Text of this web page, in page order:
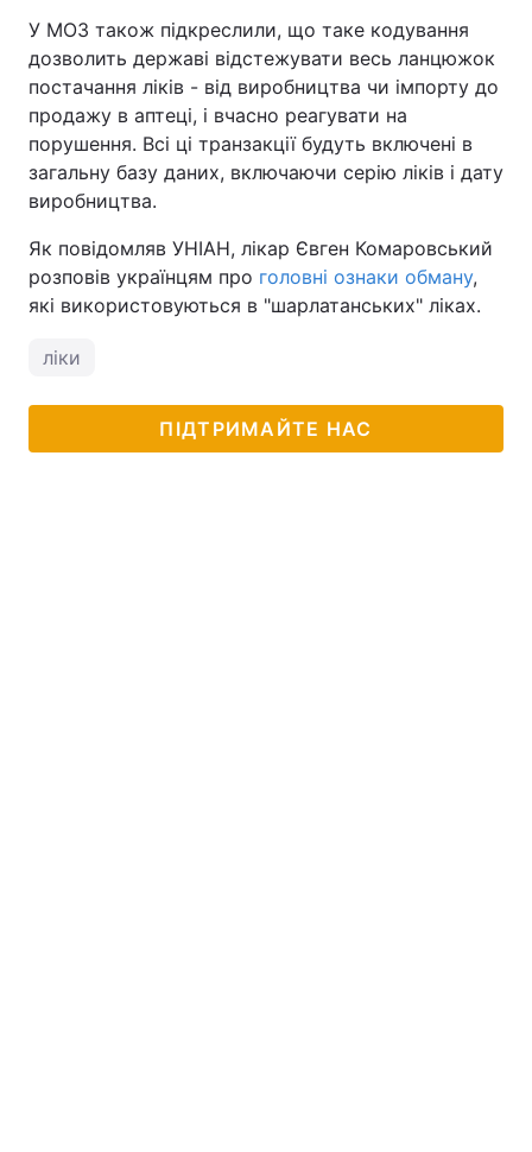
У МОЗ також підкреслили, що таке кодування
дозволить державі відстежувати весь ланцюжок
постачання ліків - від виробництва чи імпорту до
продажу в аптеці, і вчасно реагувати на
порушення. Всі ці транзакції будуть включені в
загальну базу даних, включаючи серію ліків і дату
виробництва.
Як повідомляв УНІАН, лікар Євген Комаровський
розповів українцям про головні ознаки обману,
які використовуються в "шарлатанських" ліках.
ліки
ПІДТРИМАЙТЕ НАС